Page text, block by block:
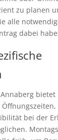
zu planen
alle
dabei
bietet
bei der